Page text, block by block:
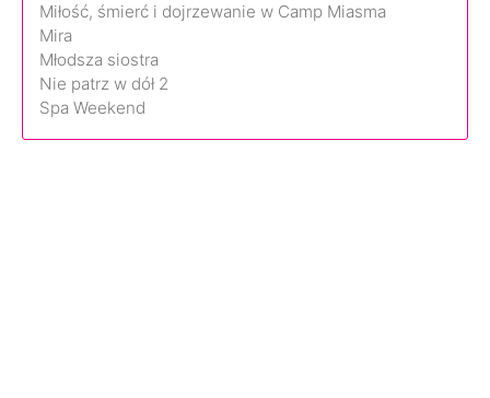
Miłość, śmierć i dojrzewanie w Camp Miasma
Mira
Młodsza siostra
Nie patrz w dół 2
Spa Weekend